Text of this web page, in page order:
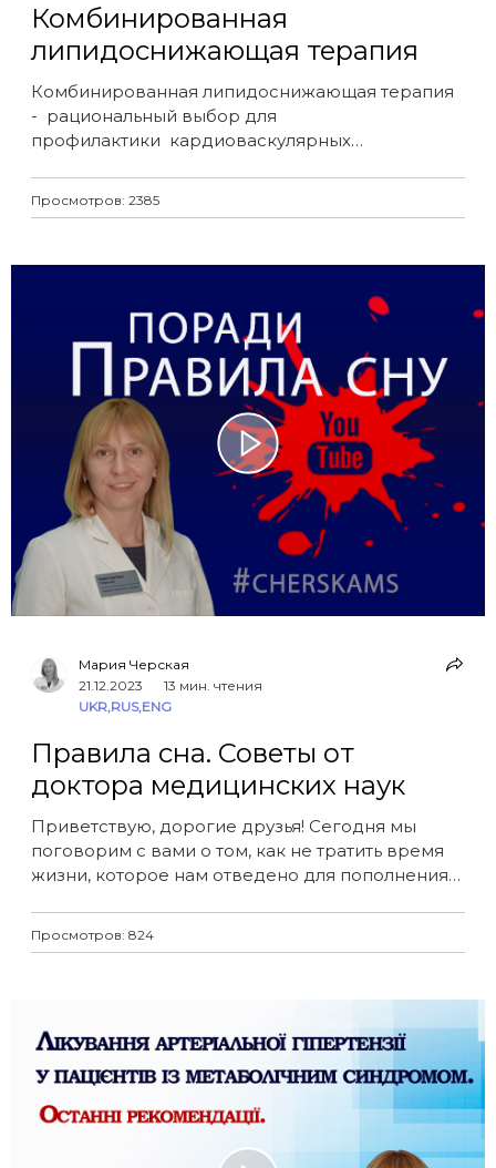
Комбинированная
липидоснижающая терапия
Комбинированная липидоснижающая терапия
- рациональный выбор для
профилактики кардиоваскулярных
Просмотров: 2385
Мария Черская
21.12.2023
13 мин. чтения
UKR,RUS,ENG
Правила сна. Советы от
доктора медицинских наук
Приветствую, дорогие друзья! Сегодня мы
поговорим с вами о том, как не тратить время
жизни, которое нам отведено для пополнения
этого выпуска.
Просмотров: 824